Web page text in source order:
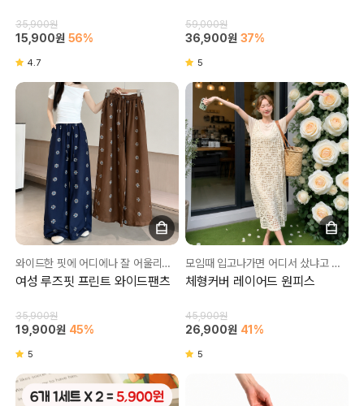
35,900원
15,900원 56%
4.7
59,000원
36,900원 37%
5
와이드한 핏에 어디에나 잘 어울리는 팬츠~!
여성 루즈핏 프린트 와이드팬츠
35,900원
19,900원 45%
5
모임때 입고나가면 어디서 샀냐고 다 물어보는 옷!!
체형커버 레이어드 원피스
45,900원
26,900원 41%
5